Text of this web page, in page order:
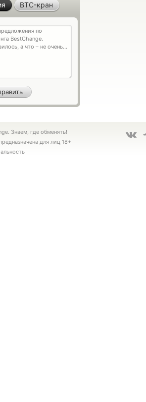
BTC-кран
Знаем, где обменять!
для лиц 18+